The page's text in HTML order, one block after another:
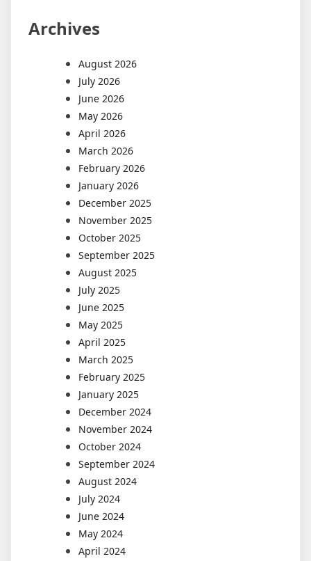
Archives
August 2026
July 2026
June 2026
May 2026
April 2026
March 2026
February 2026
January 2026
December 2025
November 2025
October 2025
September 2025
August 2025
July 2025
June 2025
May 2025
April 2025
March 2025
February 2025
January 2025
December 2024
November 2024
October 2024
September 2024
August 2024
July 2024
June 2024
May 2024
April 2024